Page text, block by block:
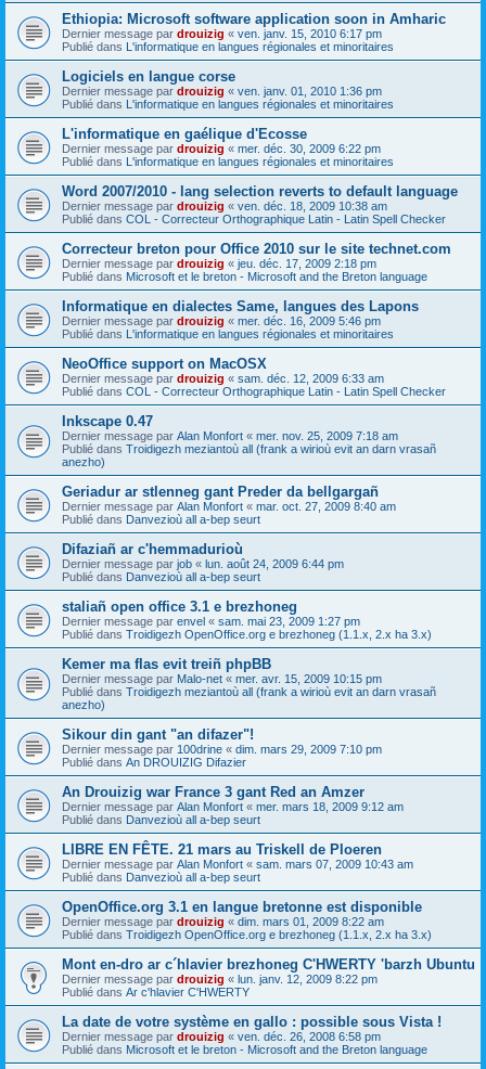
Ethiopia: Microsoft software application soon in Amharic
Dernier message par drouizig « ven. janv. 15, 2010 6:17 pm
Publié dans L'informatique en langues régionales et minoritaires
Logiciels en langue corse
Dernier message par drouizig « ven. janv. 01, 2010 1:36 pm
Publié dans L'informatique en langues régionales et minoritaires
L'informatique en gaélique d'Ecosse
Dernier message par drouizig « mer. déc. 30, 2009 6:22 pm
Publié dans L'informatique en langues régionales et minoritaires
Word 2007/2010 - lang selection reverts to default language
Dernier message par drouizig « ven. déc. 18, 2009 10:38 am
Publié dans COL - Correcteur Orthographique Latin - Latin Spell Checker
Correcteur breton pour Office 2010 sur le site technet.com
Dernier message par drouizig « jeu. déc. 17, 2009 2:18 pm
Publié dans Microsoft et le breton - Microsoft and the Breton language
Informatique en dialectes Same, langues des Lapons
Dernier message par drouizig « mer. déc. 16, 2009 5:46 pm
Publié dans L'informatique en langues régionales et minoritaires
NeoOffice support on MacOSX
Dernier message par drouizig « sam. déc. 12, 2009 6:33 am
Publié dans COL - Correcteur Orthographique Latin - Latin Spell Checker
Inkscape 0.47
Dernier message par Alan Monfort « mer. nov. 25, 2009 7:18 am
Publié dans Troidigezh meziantoù all (frank a wirioù evit an darn vrasañ
anezho)
Geriadur ar stlenneg gant Preder da bellgargañ
Dernier message par Alan Monfort « mar. oct. 27, 2009 8:40 am
Publié dans Danvezioù all a-bep seurt
Difaziañ ar c'hemmadurioù
Dernier message par job « lun. août 24, 2009 6:44 pm
Publié dans Danvezioù all a-bep seurt
staliañ open office 3.1 e brezhoneg
Dernier message par envel « sam. mai 23, 2009 1:27 pm
Publié dans Troidigezh OpenOffice.org e brezhoneg (1.1.x, 2.x ha 3.x)
Kemer ma flas evit treiñ phpBB
Dernier message par Malo-net « mer. avr. 15, 2009 10:15 pm
Publié dans Troidigezh meziantoù all (frank a wirioù evit an darn vrasañ
anezho)
Sikour din gant "an difazer"!
Dernier message par 100drine « dim. mars 29, 2009 7:10 pm
Publié dans An DROUIZIG Difazier
An Drouizig war France 3 gant Red an Amzer
Dernier message par Alan Monfort « mer. mars 18, 2009 9:12 am
Publié dans Danvezioù all a-bep seurt
LIBRE EN FÊTE. 21 mars au Triskell de Ploeren
Dernier message par Alan Monfort « sam. mars 07, 2009 10:43 am
Publié dans Danvezioù all a-bep seurt
OpenOffice.org 3.1 en langue bretonne est disponible
Dernier message par drouizig « dim. mars 01, 2009 8:22 am
Publié dans Troidigezh OpenOffice.org e brezhoneg (1.1.x, 2.x ha 3.x)
Mont en-dro ar c´hlavier brezhoneg C'HWERTY 'barzh Ubuntu
Dernier message par drouizig « lun. janv. 12, 2009 8:22 pm
Publié dans Ar c'hlavier C'HWERTY
La date de votre système en gallo : possible sous Vista !
Dernier message par drouizig « ven. déc. 26, 2008 6:58 pm
Publié dans Microsoft et le breton - Microsoft and the Breton language